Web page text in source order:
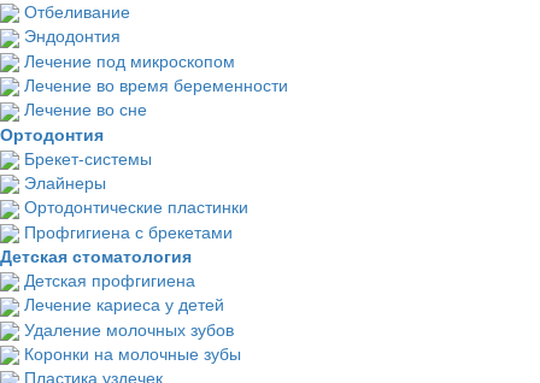
Отбеливание
Эндодонтия
Лечение под микроскопом
Лечение во время беременности
Лечение во сне
Ортодонтия
Брекет-системы
Элайнеры
Ортодонтические пластинки
Профгигиена с брекетами
Детская стоматология
Детская профгигиена
Лечение кариеса у детей
Удаление молочных зубов
Коронки на молочные зубы
Пластика уздечек